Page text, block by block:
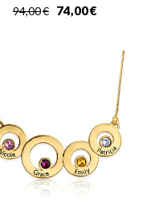
€
94,00 €
74,00